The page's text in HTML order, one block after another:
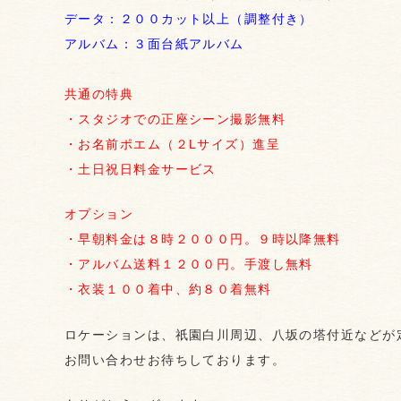
データ：２００カット以上（調整付き）
アルバム：３面台紙アルバム
共通の特典
・スタジオでの正座シーン撮影無料
・お名前ポエム（２Lサイズ）進呈
・土日祝日料金サービス
オプション
・早朝料金は８時２０００円。９時以降無料
・アルバム送料１２００円。手渡し無料
・衣装１００着中、約８０着無料
ロケーションは、祇園白川周辺、八坂の塔付近などが
お問い合わせお待ちしております。